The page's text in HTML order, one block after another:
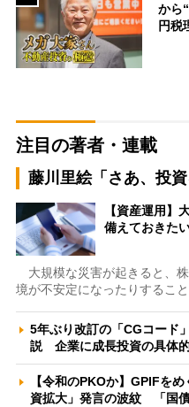
から
円
注目の著者・連載
藤川里絵「さあ、投資
【資産運用】
備えておきた
大規模な災害が起きると、
境が不安定になったりするこ
5年ぶり改訂の「CGコード
説 企業に成長投資の具体
【令和のPKOか】GPIFを
資拡大」発言の波紋 「国